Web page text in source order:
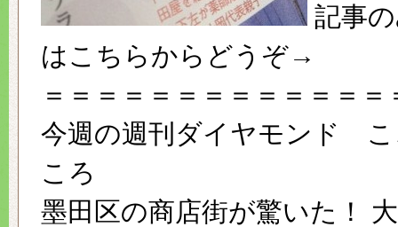
記事
はこちらからどうぞ→
＝＝＝＝＝＝＝＝＝＝＝＝＝
今週の週刊ダイヤモンド こ
ころ
墨田区の商店街が驚いた！